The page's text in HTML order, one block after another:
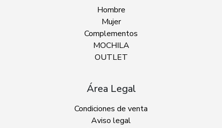
Hombre
Mujer
Complementos
MOCHILA
OUTLET
Área Legal
Condiciones de venta
Aviso legal